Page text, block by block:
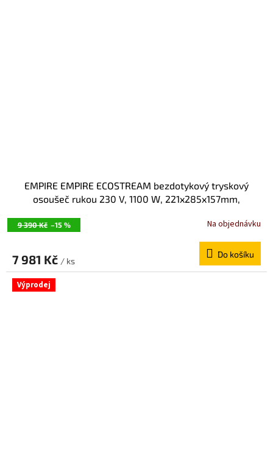
9 390 Kč –15 %
EMPIRE EMPIRE ECOSTREAM bezdotykový tryskový
osoušeč rukou 230 V, 1100 W, 221x285x157mm,
Na objednávku
7 981 Kč / ks
Do košíku
Výprodej